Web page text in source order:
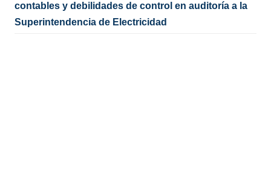
contables y debilidades de control en auditoría a la
Superintendencia de Electricidad